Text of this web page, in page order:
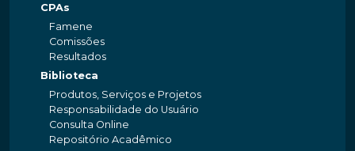
CPAs
Famene
Comissões
Resultados
Biblioteca
Produtos, Serviços e Projetos
Responsabilidade do Usuário
Consulta Online
Repositório Acadêmico